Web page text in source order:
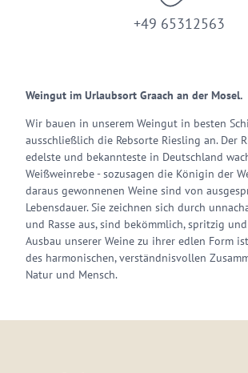
+49 65312563
Weingut im Urlaubsort Graach an der Mosel.
Wir bauen in unserem Weingut in besten
ausschließlich die Rebsorte Riesling an. Der
edelste und bekannteste in Deutschland
Weißweinrebe - sozusagen die Königin der
daraus gewonnenen Weine sind von
Lebensdauer. Sie zeichnen sich durch
und Rasse aus, sind bekömmlich, spritzig
Ausbau unserer Weine zu ihrer edlen Form
des harmonischen, verständnisvollen
Natur und Mensch.